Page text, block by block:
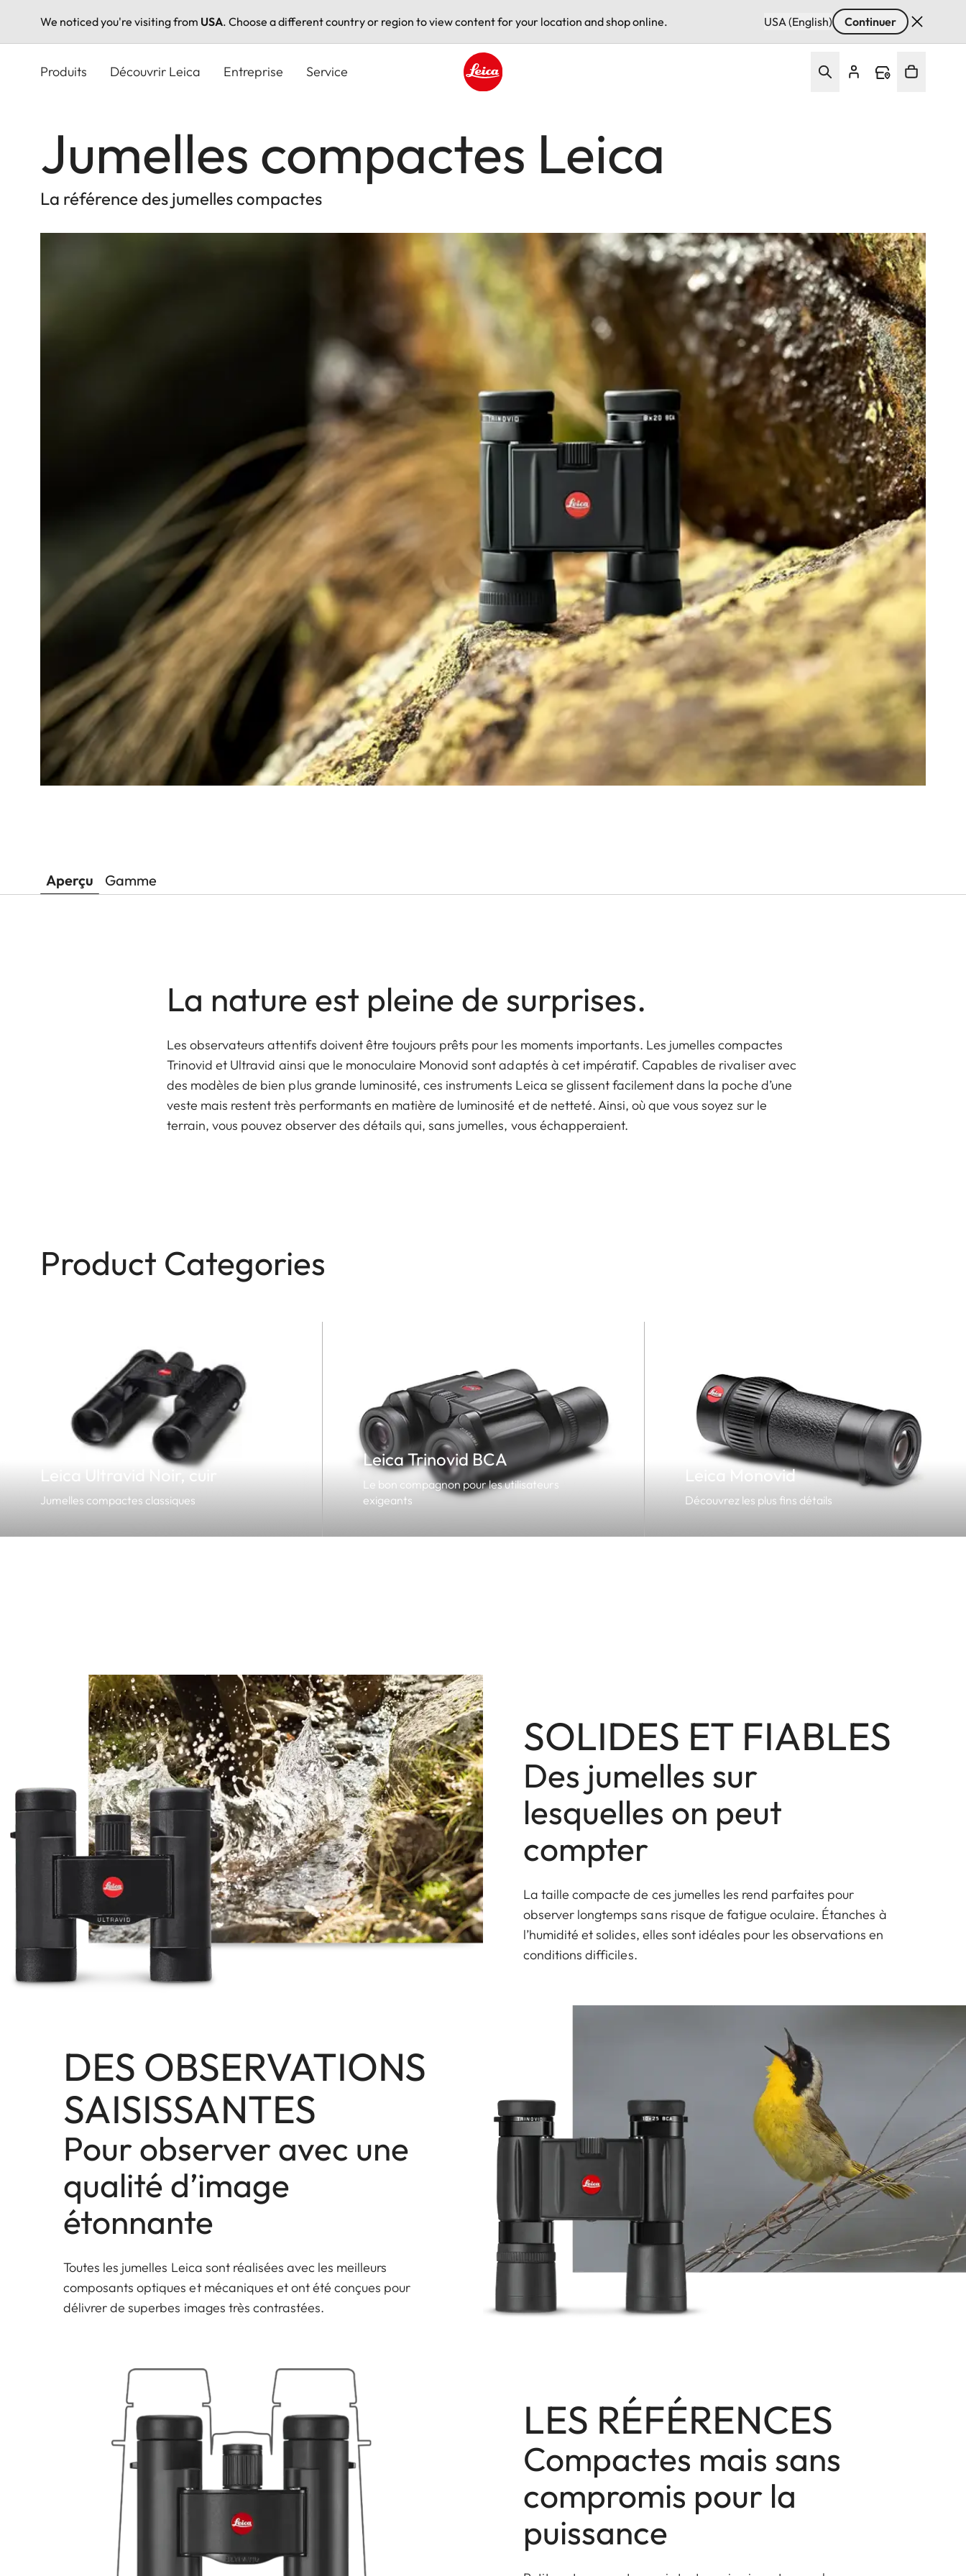
We noticed you're visiting from USA. Choose a different country or region to view content for your location and shop online. USA (English) Continuer
Produits Découvrir Leica Entreprise Service
Jumelles compactes Leica
La référence des jumelles compactes
Aperçu Gamme
La nature est pleine de surprises.
Les observateurs attentifs doivent être toujours prêts pour les moments importants. Les jumelles compactes
Trinovid et Ultravid ainsi que le monoculaire Monovid sont adaptés à cet impératif. Capables de rivaliser avec
des modèles de bien plus grande luminosité, ces instruments Leica se glissent facilement dans la poche d’une
veste mais restent très performants en matière de luminosité et de netteté. Ainsi, où que vous soyez sur le
terrain, vous pouvez observer des détails qui, sans jumelles, vous échapperaient.
Product Categories
Leica Ultravid Noir, cuir
Jumelles compactes classiques
Leica Trinovid BCA
Le bon compagnon pour les utilisateurs
exigeants
Leica Monovid
Découvrez les plus fins détails
SOLIDES ET FIABLES
Des jumelles sur
lesquelles on peut
compter
La taille compacte de ces jumelles les rend parfaites pour
observer longtemps sans risque de fatigue oculaire. Étanches à
l’humidité et solides, elles sont idéales pour les observations en
conditions difficiles.
DES OBSERVATIONS
SAISISSANTES
Pour observer avec une
qualité d’image
étonnante
Toutes les jumelles Leica sont réalisées avec les meilleurs
composants optiques et mécaniques et ont été conçues pour
délivrer de superbes images très contrastées.
LES RÉFÉRENCES
Compactes mais sans
compromis pour la
puissance